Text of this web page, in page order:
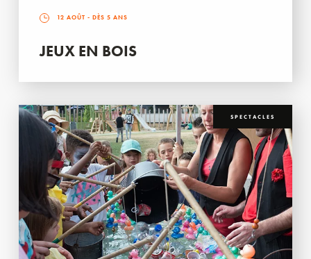
12 AOÛT - DÈS 5 ANS
JEUX EN BOIS
SPECTACLES